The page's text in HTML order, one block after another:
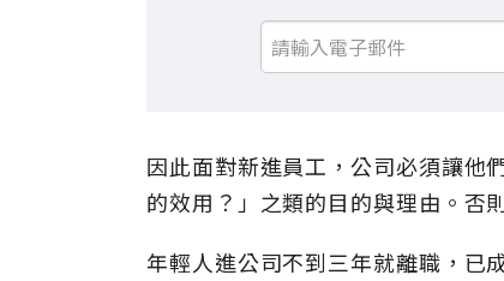
因此面對新進員工，公司必須讓他
的效用？」之類的目的與理由。否
年輕人進公司不到三年就離職，已